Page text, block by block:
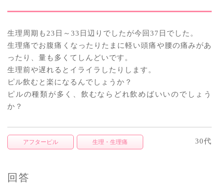
生理周期も23日～33日辺りでしたが今回37日でした。
生理痛でお腹痛くなったりたまに軽い頭痛や腰の痛みがあ
ったり、量も多くてしんどいです。
生理前や遅れるとイライラしたりします。
ピル飲むと楽になるんでしょうか？
ピルの種類が多く、飲むならどれ飲めばいいのでしょう
か？
アフターピル 生理・生理痛 30代
回答